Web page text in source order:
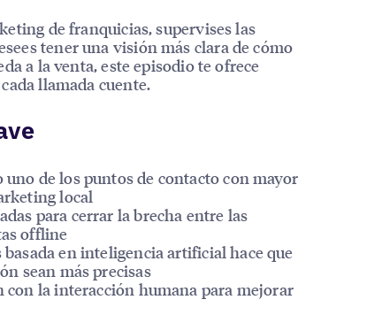
de franquicias, supervises las
tener una visión más clara de cómo
a la venta, este episodio te ofrece
llamada cuente.
de los puntos de contacto con mayor
local
para cerrar la brecha entre las
offline
en inteligencia artificial hace que
sean más precisas
la interacción humana para mejorar